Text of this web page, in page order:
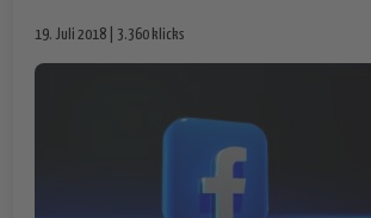
19. Juli 2018 | 3.360 klicks